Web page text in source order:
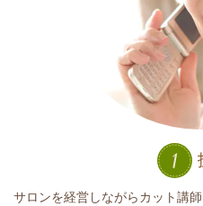
サロンを経営しながらカット講